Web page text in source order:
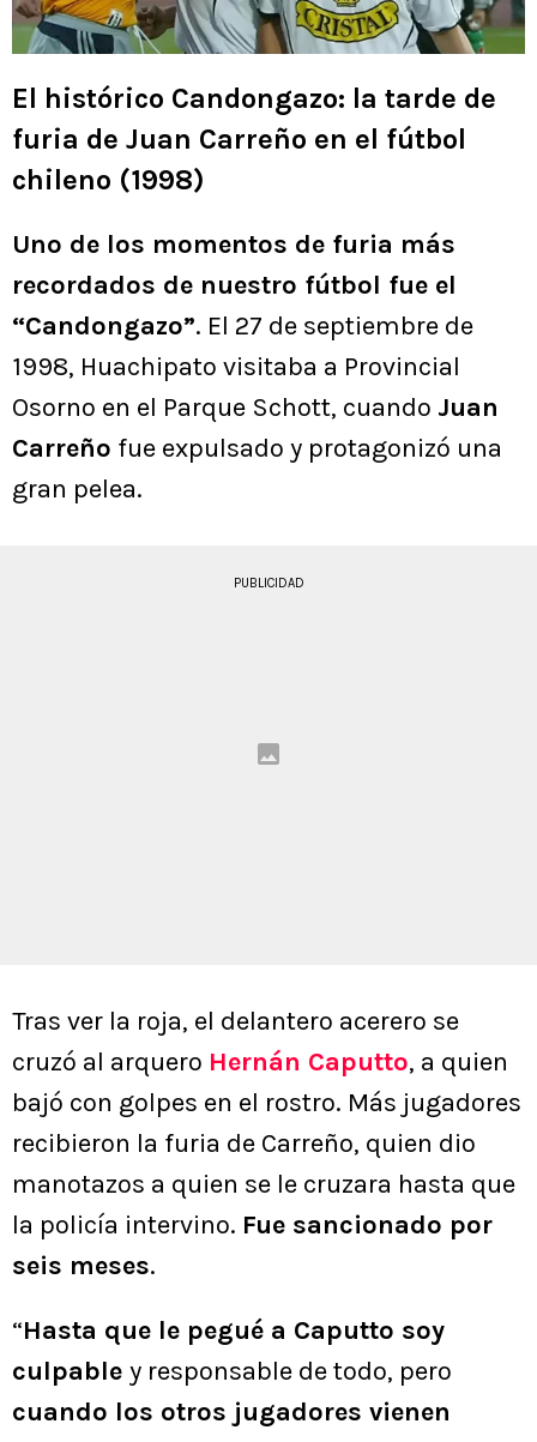
El histórico Candongazo: la tarde de
furia de Juan Carreño en el fútbol
chileno (1998)
Uno de los momentos de furia más
recordados de nuestro fútbol fue el
“Candongazo”. El 27 de septiembre de
1998, Huachipato visitaba a Provincial
Osorno en el Parque Schott, cuando Juan
Carreño fue expulsado y protagonizó una
gran pelea.
PUBLICIDAD
Tras ver la roja, el delantero acerero se
cruzó al arquero Hernán Caputto, a quien
bajó con golpes en el rostro. Más jugadores
recibieron la furia de Carreño, quien dio
manotazos a quien se le cruzara hasta que
la policía intervino. Fue sancionado por
seis meses.
“Hasta que le pegué a Caputto soy
culpable y responsable de todo, pero
cuando los otros jugadores vienen